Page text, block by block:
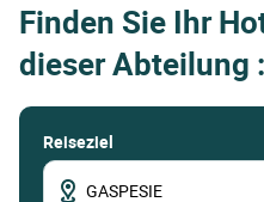
Finden Sie Ihr
dieser Abteilung
Reiseziel